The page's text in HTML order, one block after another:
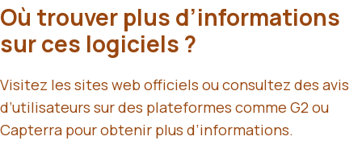
Où trouver plus d’informations
sur ces logiciels ?
Visitez les sites web officiels ou consultez des avis
d’utilisateurs sur des plateformes comme G2 ou
Capterra pour obtenir plus d’informations.